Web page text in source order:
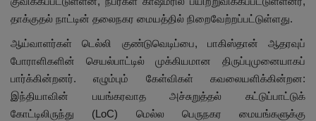
தாக்குதல் நாட்டின் தலைநகர மையத்தில் நிறைவேற்றப்பட்டுள்ளது.
ஆய்வாளர்கள் டெல்லி குண்டுவெடிப்பை, பாகிஸ்தான் ஆதரவுப்
போராளிகளின் செயல்பாட்டில் முக்கியமான திருப்புமுனையாகப்
பார்க்கின்றனர். எழும்பும் கேள்விகள் கவலையளிக்கின்றன:
இந்தியாவின் பயங்கரவாத அச்சுறுத்தல் கட்டுப்பாட்டுக்
கோட்டிலிருந்து (LoC) மெல்ல பெருநகர மையங்களுக்கு